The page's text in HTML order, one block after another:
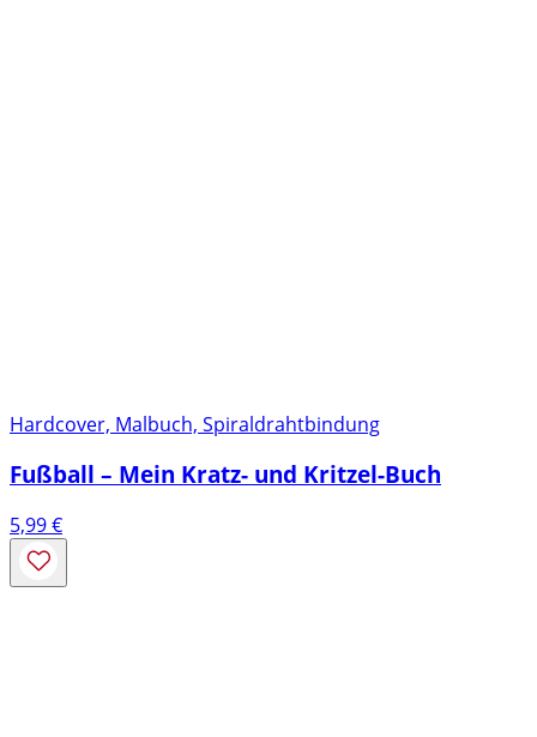
Hardcover, Malbuch, Spiraldrahtbindung
Fußball – Mein Kratz- und Kritzel-Buch
5,99€